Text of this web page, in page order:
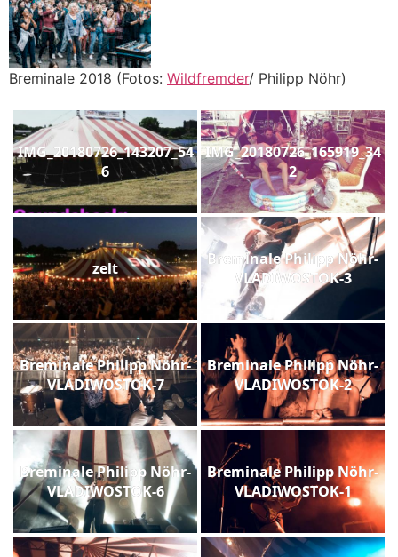
Breminale 2018 (Fotos: Wildfremder/ Philipp Nöhr)
IMG_20180726_143207_54
6
IMG_20180726_165919_34
2
zelt
Breminale Philipp Nöhr-
VLADIWOSTOK-3
Breminale Philipp Nöhr-
VLADIWOSTOK-7
Breminale Philipp Nöhr-
VLADIWOSTOK-2
Breminale Philipp Nöhr-
VLADIWOSTOK-6
Breminale Philipp Nöhr-
VLADIWOSTOK-1